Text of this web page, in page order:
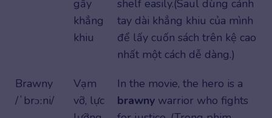
gầy
khẳng
khiu
shelf easily.(Saul dùng cánh
tay dài khẳng khiu của mình
để lấy cuốn sách trên kệ cao
nhất một cách dễ dàng.)
Brawny
/ˈbrɔːni/
Vạm
vỡ, lực
In the movie, the hero is a
brawny warrior who fights